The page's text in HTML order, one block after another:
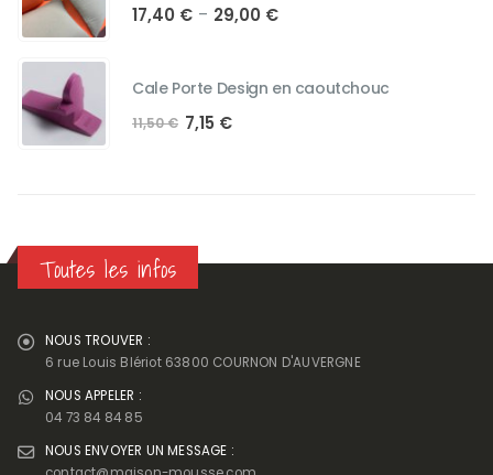
17,40 € – 29,00 €Plage
à
Cale Porte Design en caoutchouc
11,50€ Le
7,15 €Le
Toutes les infos
NOUS TROUVER :
6 rue Louis Blériot 63800 COURNON D'AUVERGNE
NOUS APPELER :
04 73 84 84 85
NOUS ENVOYER UN MESSAGE :